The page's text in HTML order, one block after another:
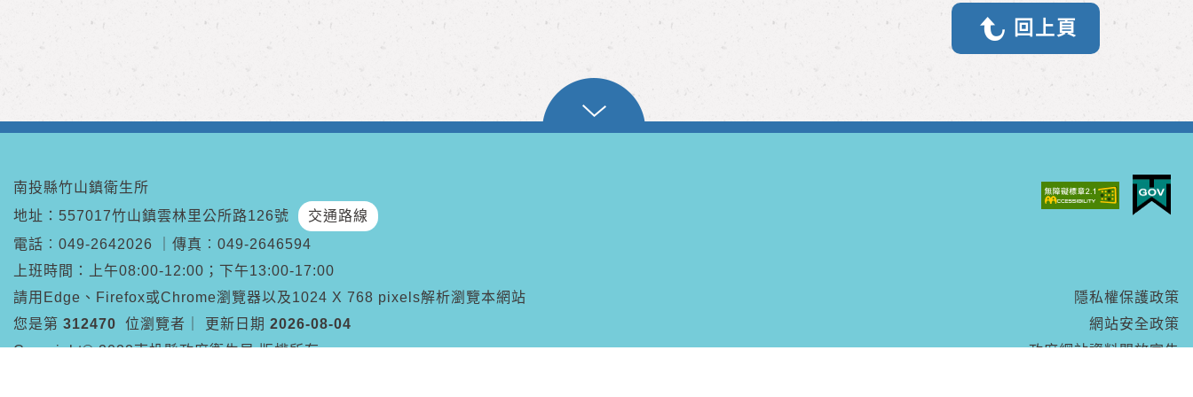
回上頁
南投縣竹山鎮衛生所
地址：557017竹山鎮雲林里公所路126號
交通路線
電話︰ 049-2642026 傳真︰ 049-2646594
上班時間：上午08:00-12:00；下午13:00-17:00
請用Edge、Firefox或Chrome瀏覽器以及1024 X 768 pixels解析瀏覽本網站
您是第 312470 位瀏覽者 更新日期 2026-08-04
Copyright© 2022南投縣政府衛生局 版權所有
隱私權保護政策
網站安全政策
政府網站資料開放宣告